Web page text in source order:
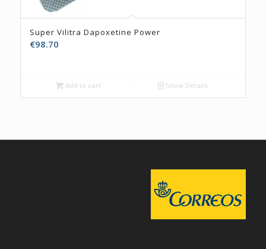
Super Vilitra Dapoxetine Power
€98.70
Add to cart Show Details